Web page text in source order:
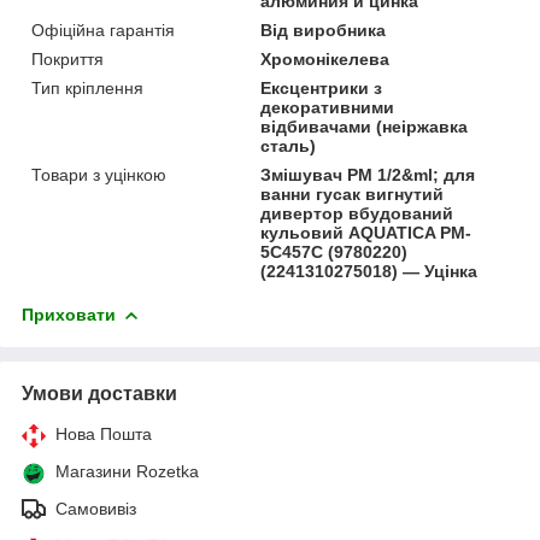
Офіційна гарантія
Від виробника
Покриття
Хромонікелева
Тип кріплення
Ексцентрики з
декоративними
відбивачами (неіржавка
сталь)
Товари з уцінкою
Змішувач PM 1/2&ml; для
ванни гусак вигнутий
дивертор вбудований
кульовий AQUATICA PM-
5C457C (9780220)
(2241310275018) — Уцінка
Приховати
Умови доставки
Нова Пошта
Магазини Rozetka
Самовивіз